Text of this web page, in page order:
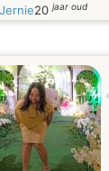
Jernie20jaar oud